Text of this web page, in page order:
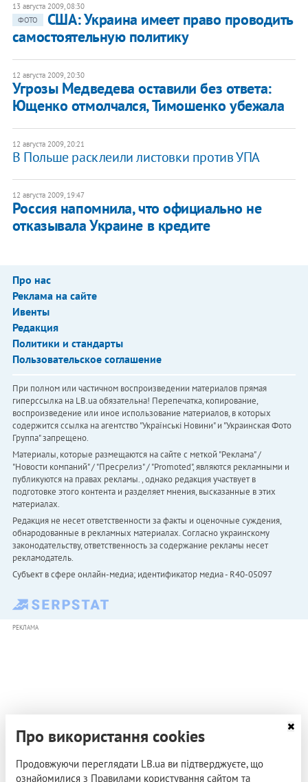
13 августа 2009, 08:30
ФОТО
США: Украина имеет право проводить
самостоятельную политику
12 августа 2009, 20:30
Угрозы Медведева оставили без ответа:
Ющенко отмолчался, Тимошенко убежала
12 августа 2009, 20:21
В Польше расклеили листовки против УПА
12 августа 2009, 19:47
Россия напомнила, что официально не
отказывала Украине в кредите
Про нас
Реклама на сайте
Ивенты
Редакция
Политики и стандарты
Пользовательское соглашение
При полном или частичном воспроизведении материалов прямая
гиперссылка на LB.ua обязательна! Перепечатка, копирование,
воспроизведение или иное использование материалов, в которых
содержится ссылка на агентство "Українськi Новини" и "Украинская Фото
Группа" запрещено.
Материалы, которые размещаются на сайте с меткой "Реклама" /
"Новости компаний" / "Пресрелиз" / "Promoted", являются рекламными и
публикуются на правах рекламы. , однако редакция участвует в
подготовке этого контента и разделяет мнения, высказанные в этих
материалах.
Редакция не несет ответственности за факты и оценочные суждения,
обнародованные в рекламных материалах. Согласно украинскому
законодательству, ответственность за содержание рекламы несет
рекламодатель.
Субъект в сфере онлайн-медиа; идентификатор медиа - R40-05097
РЕКЛАМА
Про використання cookies
Продовжуючи переглядати LB.ua ви підтверджуєте, що
ознайомилися з Правилами користування сайтом та